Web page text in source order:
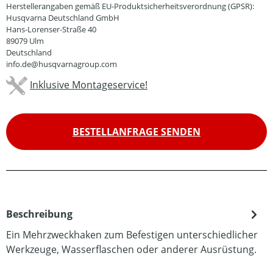
Herstellerangaben gemäß EU-Produktsicherheitsverordnung (GPSR):
Husqvarna Deutschland GmbH
Hans-Lorenser-Straße 40
89079 Ulm
Deutschland
info.de@husqvarnagroup.com
Inklusive Montageservice!
BESTELLANFRAGE SENDEN
Beschreibung
Ein Mehrzweckhaken zum Befestigen unterschiedlicher
Werkzeuge, Wasserflaschen oder anderer Ausrüstung.